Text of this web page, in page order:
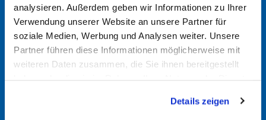
analysieren. Außerdem geben wir Informationen zu Ihrer
Verwendung unserer Website an unsere Partner für
soziale Medien, Werbung und Analysen weiter. Unsere
Partner führen diese Informationen möglicherweise mit
weiteren Daten zusammen, die Sie ihnen bereitgestellt
Details zeigen
Im Handbuch nachsehen
In der Regel finden Sie im Handbuch Ihres Fahrzeugs
Informationen über den richtigen Batterietyp. Hier werden
die erforderlichen Spezifikationen und Größen angegeben.